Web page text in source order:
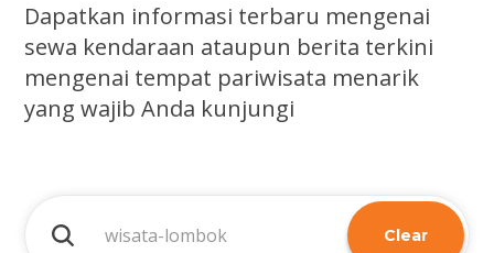
Dapatkan informasi terbaru mengenai
sewa kendaraan ataupun berita terkini
mengenai tempat pariwisata menarik
yang wajib Anda kunjungi
Clear